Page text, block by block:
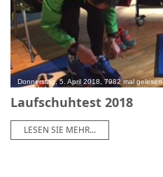
Donnerstag, 5. April 2018, 7982 mal gelesen
Laufschuhtest 2018
LESEN SIE MEHR...